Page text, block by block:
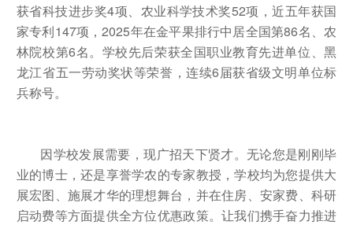
获省科技进步奖4项、农业科学技术奖52项，近五年获国
家专利147项，2025年在金平果排行中居全国第86名、农
林院校第6名。学校先后荣获全国职业教育先进单位、黑
龙江省五一劳动奖状等荣誉，连续6届获省级文明单位标
兵称号。
因学校发展需要，现广招天下贤才。无论您是刚刚毕
业的博士，还是享誉学农的专家教授，学校均为您提供大
展宏图、施展才华的理想舞台，并在住房、安家费、科研
启动费等方面提供全方位优惠政策。让我们携手奋力推进